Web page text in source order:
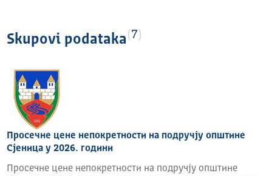
самоуправа за 2014. годину, општина Сјеница спада у
четврту групу коју чини 44 изразито недовољно
развијености испод 60% републичког просјека.
Skupovi podataka 7
Просечне цене непокретности на подручју општине
Сјеница у 2026. години
Просечне цене непокретности на подручју општине